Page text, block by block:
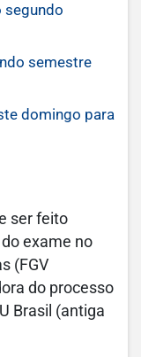
segundo
semestre
domingo para
ser feito
exame no
(FGV
do processo
Brasil (antiga